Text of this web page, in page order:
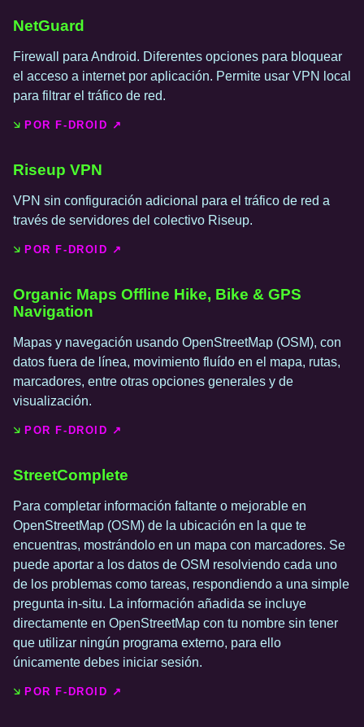
NetGuard
Firewall para Android. Diferentes opciones para bloquear
el acceso a internet por aplicación. Permite usar VPN local
para filtrar el tráfico de red.
POR F-DROID ↗️
Riseup VPN
VPN sin configuración adicional para el tráfico de red a
través de servidores del colectivo Riseup.
POR F-DROID ↗️
Organic Maps Offline Hike, Bike & GPS
Navigation
Mapas y navegación usando OpenStreetMap (OSM), con
datos fuera de línea, movimiento fluído en el mapa, rutas,
marcadores, entre otras opciones generales y de
visualización.
POR F-DROID ↗️
Street­Complete
Para completar información faltante o mejorable en
OpenStreetMap (OSM) de la ubicación en la que te
encuentras, mostrándolo en un mapa con marcadores. Se
puede aportar a los datos de OSM resolviendo cada uno
de los problemas como tareas, respondiendo a una simple
pregunta in-situ. La información añadida se incluye
directamente en OpenStreetMap con tu nombre sin tener
que utilizar ningún programa externo, para ello
únicamente debes iniciar sesión.
POR F-DROID ↗️